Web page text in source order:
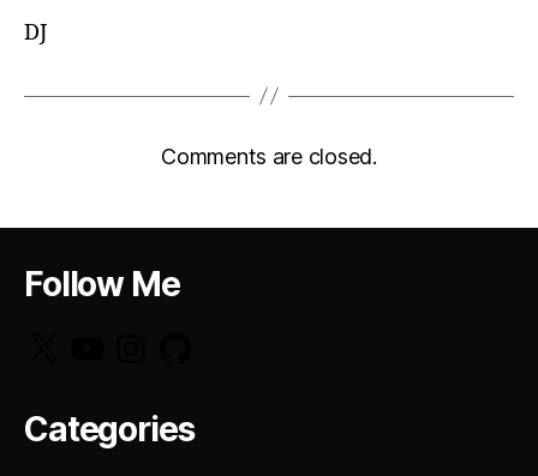
DJ
Comments are closed.
Follow Me
Categories